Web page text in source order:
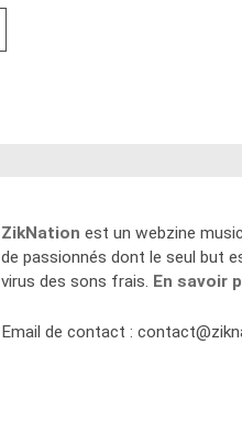
ZikNation est un webzine
de passionnés dont le seul but
virus des sons frais. En savoir
Email de contact :